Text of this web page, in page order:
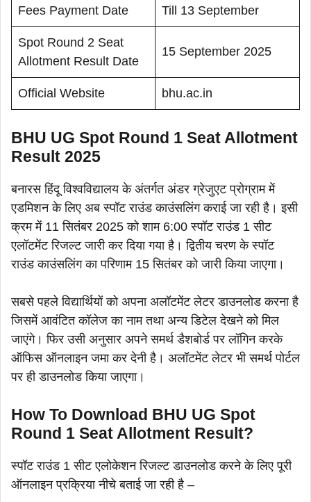
Fees Payment Date Till 13 September
Spot Round 2 Seat
Allotment Result Date
15 September 2025
Official Website bhu.ac.in
BHU UG Spot Round 1 Seat Allotment
Result 2025
बनारस हिंदू विश्वविद्यालय के अंतर्गत अंडर ग्रेजुएट प्रोग्राम में
एडमिशन के लिए अब स्पॉट राउंड काउंसलिंग कराई जा रही है। इसी
क्रम में 11 सितंबर 2025 को शाम 6:00 स्पॉट राउंड 1 सीट
एलॉटमेंट रिजल्ट जारी कर दिया गया है। द्वितीय चरण के स्पॉट
राउंड काउंसलिंग का परिणाम 15 सितंबर को जारी किया जाएगा।
सबसे पहले विद्यार्थियों को अपना अलॉटमेंट लेटर डाउनलोड करना है
जिसमें आवंटित कॉलेज का नाम तथा अन्य डिटेल देखने को मिल
जाएंगे। फिर उसी अनुसार अपने समर्थ डैशबोर्ड पर लॉगिन करके
ऑफिस ऑनलाइन जमा कर देनी है। अलॉटमेंट लेटर भी समर्थ पोर्टल
पर ही डाउनलोड किया जाएगा।
How To Download BHU UG Spot
Round 1 Seat Allotment Result?
स्पॉट राउंड 1 सीट एलोकेशन रिजल्ट डाउनलोड करने के लिए पूरी
ऑनलाइन प्रक्रिया नीचे बताई जा रही है –